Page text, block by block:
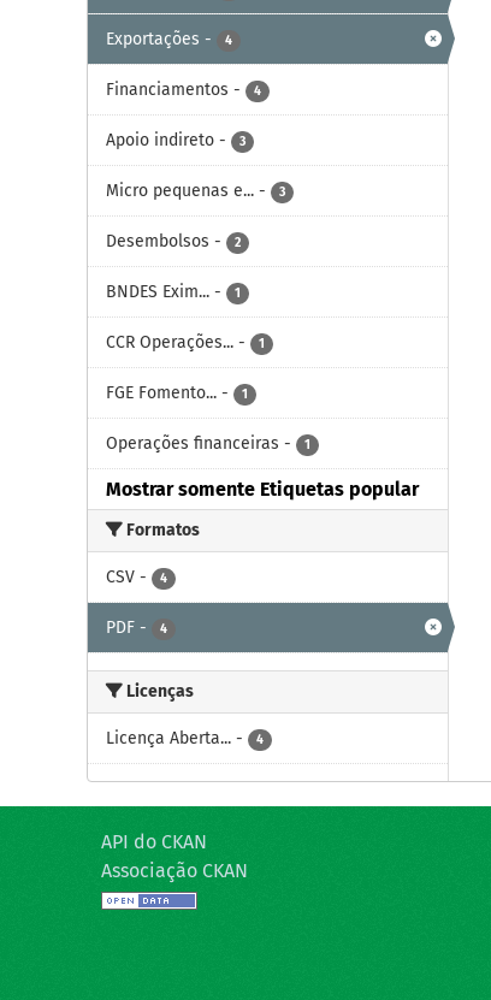
Exportações - 4
Financiamentos - 4
Apoio indireto - 3
Micro pequenas e... - 3
Desembolsos - 2
BNDES Exim... - 1
CCR Operações... - 1
FGE Fomento... - 1
Operações financeiras - 1
Mostrar somente Etiquetas popular
Formatos
CSV - 4
PDF - 4
Licenças
Licença Aberta... - 4
API do CKAN
Associação CKAN